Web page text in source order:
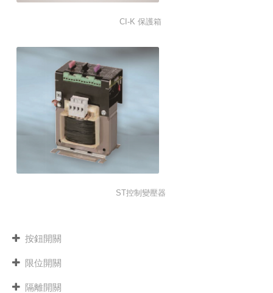
CI-K 保護箱
ST控制變壓器
按鈕開關
限位開關
隔離開關